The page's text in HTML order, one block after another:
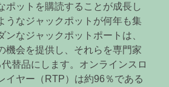
ポットを購読することが成長し
うなジャックポットが何年も集
ンなジャックポットポートは、
機会を提供し、それらを専門家
替品にします。オンラインスロ
イヤー（RTP）は約96％である